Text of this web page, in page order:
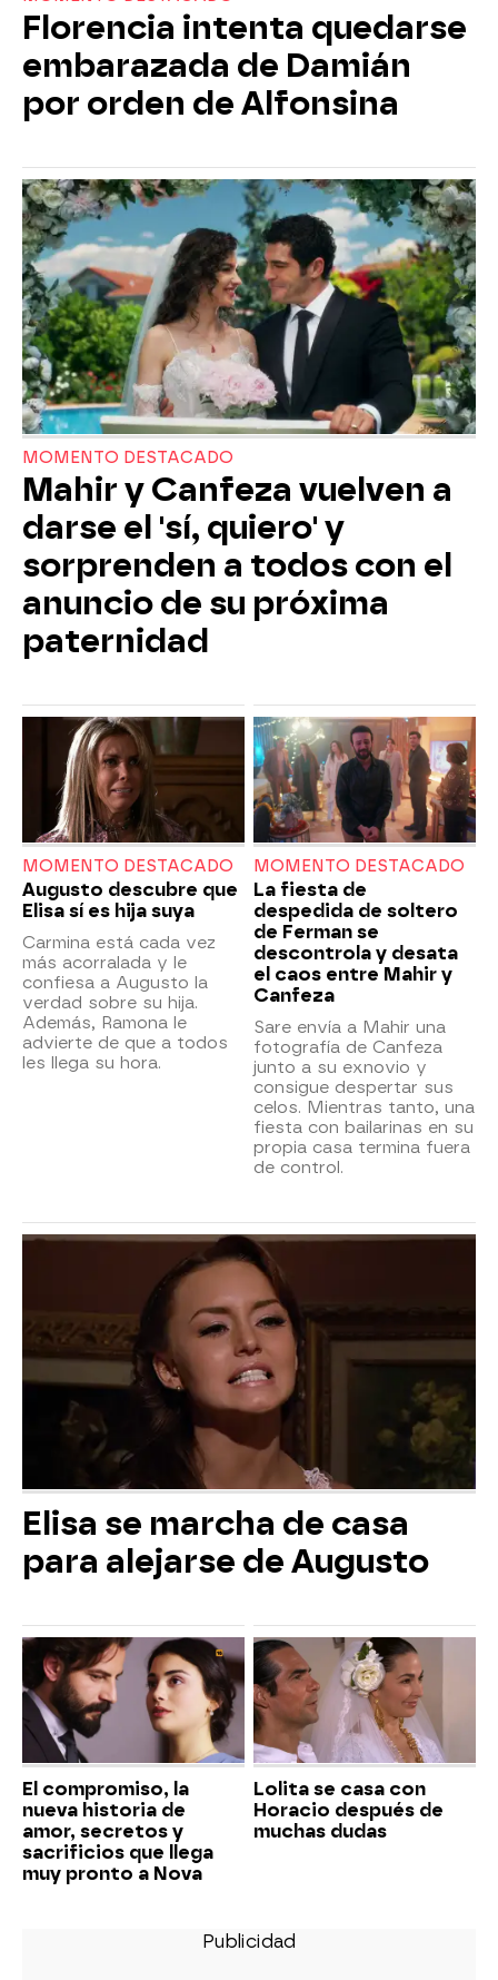
Florencia intenta quedarse
embarazada de Damián
por orden de Alfonsina
MOMENTO DESTACADO
Mahir y Canfeza vuelven a
darse el 'sí, quiero' y
sorprenden a todos con el
anuncio de su próxima
paternidad
MOMENTO DESTACADO
Augusto descubre que
Elisa sí es hija suya
Carmina está cada vez
más acorralada y le
confiesa a Augusto la
verdad sobre su hija.
Además, Ramona le
advierte de que a todos
les llega su hora.
MOMENTO DESTACADO
La fiesta de
despedida de soltero
de Ferman se
descontrola y desata
el caos entre Mahir y
Canfeza
Sare envía a Mahir una
fotografía de Canfeza
junto a su exnovio y
consigue despertar sus
celos. Mientras tanto, una
fiesta con bailarinas en su
propia casa termina fuera
de control.
Elisa se marcha de casa
para alejarse de Augusto
El compromiso, la
nueva historia de
amor, secretos y
sacrificios que llega
muy pronto a Nova
Lolita se casa con
Horacio después de
muchas dudas